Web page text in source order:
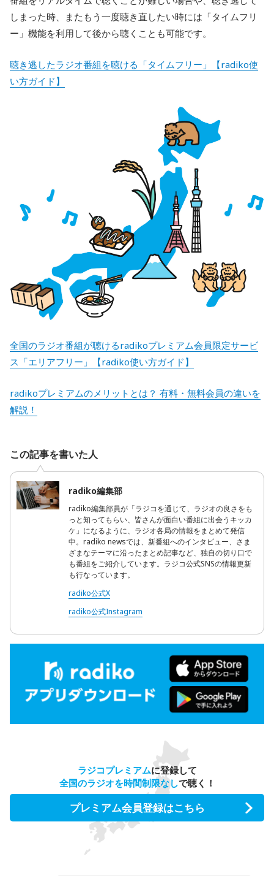
しまった時、またもう一度聴き直したい時には「タイムフリ
ー」機能を利用して後から聴くことも可能です。
聴き逃したラジオ番組を聴ける「タイムフリー」【radiko使
い方ガイド】
全国のラジオ番組が聴けるradikoプレミアム会員限定サービ
ス「エリアフリー」【radiko使い方ガイド】
radikoプレミアムのメリットとは？ 有料・無料会員の違いを
解説！
この記事を書いた人
radiko編集部
radiko編集部員が「ラジコを通じて、ラジオの良さをも
っと知ってもらい、皆さんが面白い番組に出会うキッカ
ケ」になるように、ラジオ各局の情報をまとめて発信
中。radiko newsでは、新番組へのインタビュー、さま
ざまなテーマに沿ったまとめ記事など、独自の切り口で
も番組をご紹介しています。ラジコ公式SNSの情報更新
も行なっています。
radiko公式X
radiko公式Instagram
ラジコプレミアムに登録して
全国のラジオを時間制限なしで聴く！
プレミアム会員登録はこちら